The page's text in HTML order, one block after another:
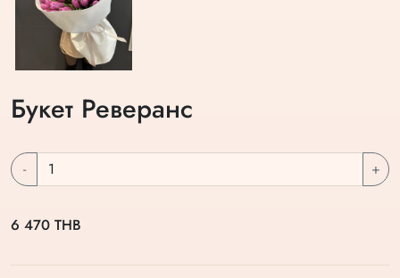
Букет Реверанс
- +
6 470 THB